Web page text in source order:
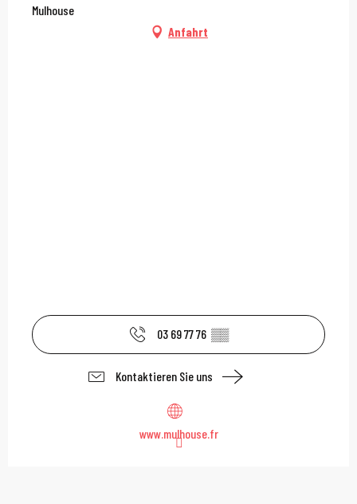
Mulhouse
Anfahrt
03 69 77 76 ▒▒
Kontaktieren Sie uns
www.mulhouse.fr